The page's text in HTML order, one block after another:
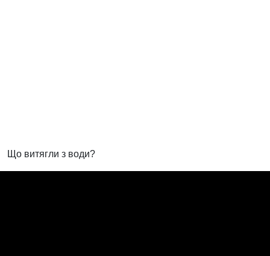
Що витягли з води?